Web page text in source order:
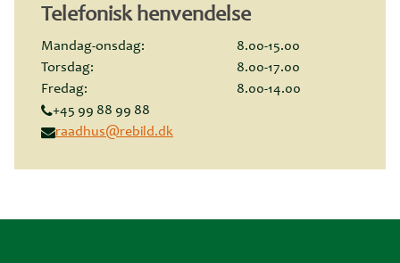
Telefonisk henvendelse
Mandag-onsdag:
8.00-15.00
Torsdag:
8.00-17.00
Fredag:
8.00-14.00
+45 99 88 99 88
raadhus@rebild.dk